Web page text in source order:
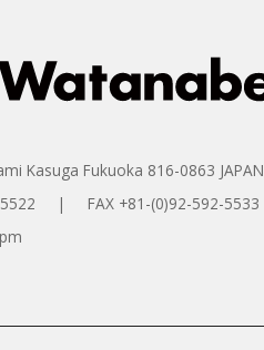
Kasuga Fukuoka 816-0863 JAPAN
5522 | FAX +81-(0)92-592-5533